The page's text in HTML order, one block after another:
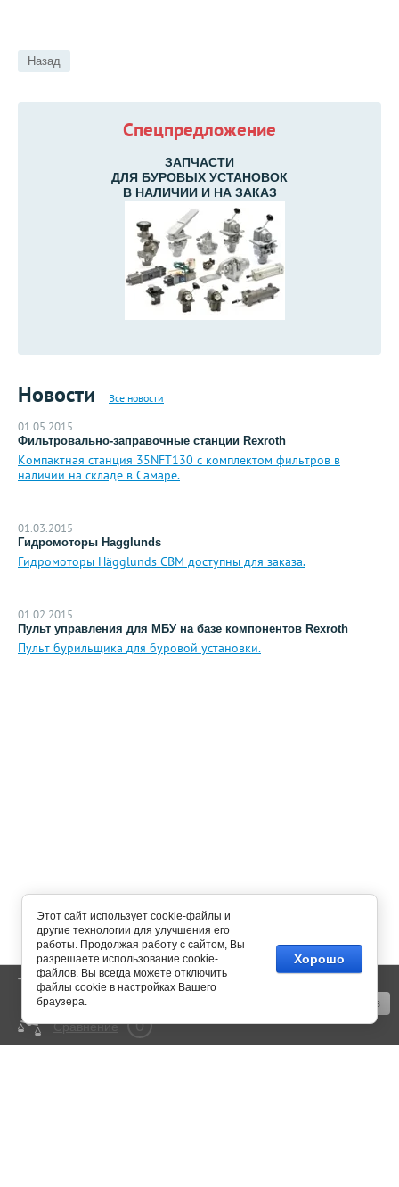
Спецпредложение
ЗАПЧАСТИ
ДЛЯ БУРОВЫХ УСТАНОВОК
В НАЛИЧИИ И НА ЗАКАЗ
Новости Все новости
01.05.2015
Фильтровально-заправочные станции Rexroth
Компактная станция 35NFT130 с комплектом фильтров в
наличии на складе в Самаре.
01.03.2015
Гидромоторы Hagglunds
Гидромоторы Hägglunds CBM доступны для заказа.
01.02.2015
Пульт управления для МБУ на базе компонентов Rexroth
Пульт бурильщика для буровой установки.
Оформить заказ
Корзина 0 пусто
Сравнение 0
Назад
Этот сайт использует cookie-файлы и
другие технологии для улучшения его
работы. Продолжая работу с сайтом, Вы
разрешаете использование cookie-
файлов. Вы всегда можете отключить
файлы cookie в настройках Вашего
браузера.
Хорошо